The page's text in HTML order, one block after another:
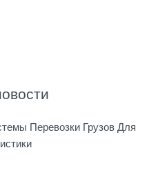
Перевозки Грузов Для